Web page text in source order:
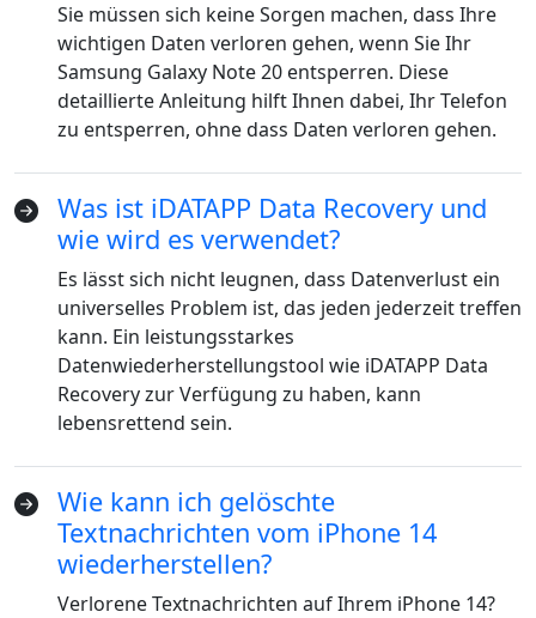
Sie müssen sich keine Sorgen machen, dass Ihre
wichtigen Daten verloren gehen, wenn Sie Ihr
Samsung Galaxy Note 20 entsperren. Diese
detaillierte Anleitung hilft Ihnen dabei, Ihr Telefon
zu entsperren, ohne dass Daten verloren gehen.
Was ist iDATAPP Data Recovery und
wie wird es verwendet?
Es lässt sich nicht leugnen, dass Datenverlust ein
universelles Problem ist, das jeden jederzeit treffen
kann. Ein leistungsstarkes
Datenwiederherstellungstool wie iDATAPP Data
Recovery zur Verfügung zu haben, kann
lebensrettend sein.
Wie kann ich gelöschte
Textnachrichten vom iPhone 14
wiederherstellen?
Verlorene Textnachrichten auf Ihrem iPhone 14?